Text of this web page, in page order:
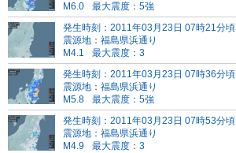
M6.0
最大震度：5強
発生時刻：2011年03月23日 07時21分頃
震源地：福島県浜通り
M4.1
最大震度：3
発生時刻：2011年03月23日 07時36分頃
震源地：福島県浜通り
M5.8
最大震度：5強
発生時刻：2011年03月23日 07時53分頃
震源地：福島県浜通り
M4.9
最大震度：3